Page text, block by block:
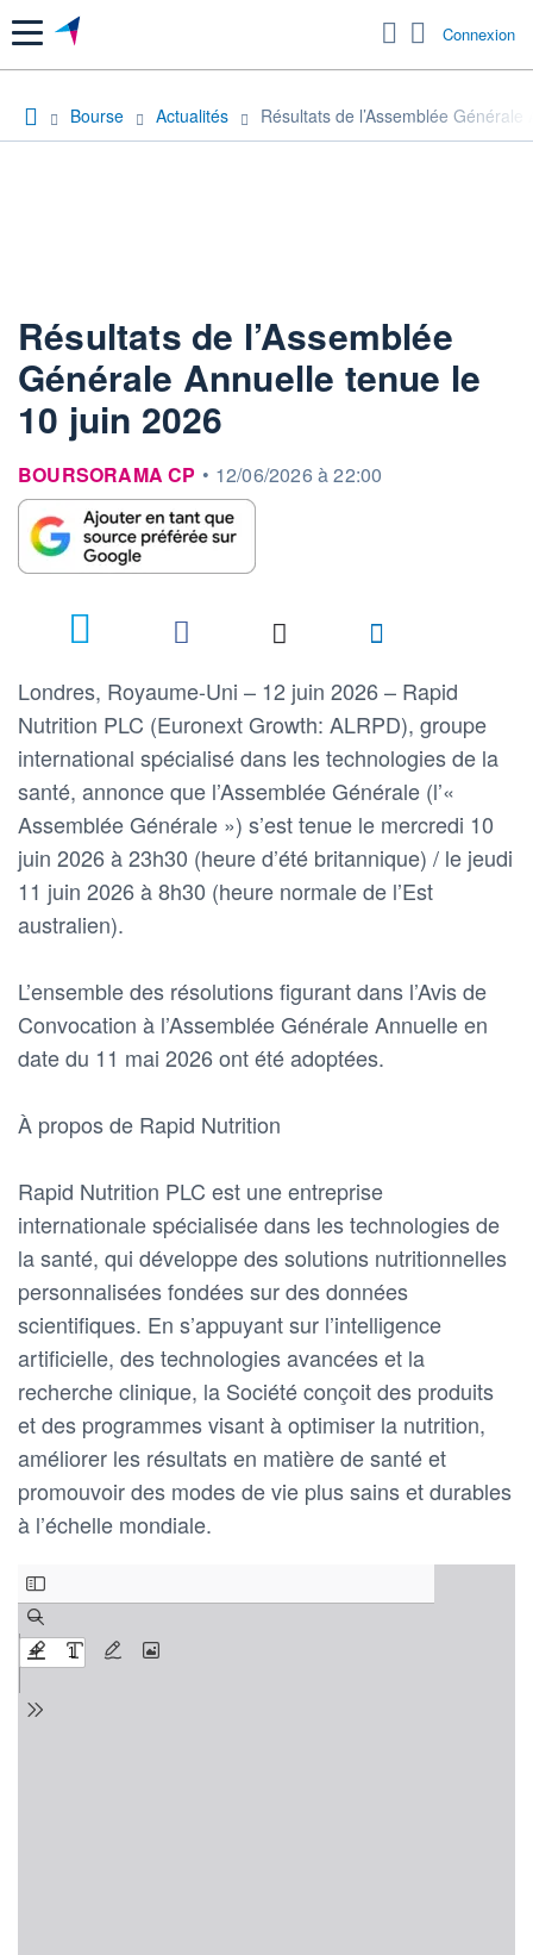
Menu Connexion
Bourse Actualités Résultats de l’Assemblée
Résultats de l’Assemblée
Générale Annuelle tenue le
10 juin 2026
information fournie par
BOURSORAMA CP • 12/06/2026 à 22:00
Londres, Royaume-Uni – 12 juin 2026 – Rapid
Nutrition PLC (Euronext Growth: ALRPD), groupe
international spécialisé dans les technologies de la
santé, annonce que l’Assemblée Générale (l’«
Assemblée Générale ») s’est tenue le mercredi 10
juin 2026 à 23h30 (heure d’été britannique) / le jeudi
11 juin 2026 à 8h30 (heure normale de l’Est
australien).
L’ensemble des résolutions figurant dans l’Avis de
Convocation à l’Assemblée Générale Annuelle en
date du 11 mai 2026 ont été adoptées.
À propos de Rapid Nutrition
Rapid Nutrition PLC est une entreprise
internationale spécialisée dans les technologies de
la santé, qui développe des solutions nutritionnelles
personnalisées fondées sur des données
scientifiques. En s’appuyant sur l’intelligence
artificielle, des technologies avancées et la
recherche clinique, la Société conçoit des produits
et des programmes visant à optimiser la nutrition,
améliorer les résultats en matière de santé et
promouvoir des modes de vie plus sains et durables
à l’échelle mondiale.